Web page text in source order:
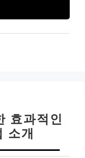
효과적인
소개